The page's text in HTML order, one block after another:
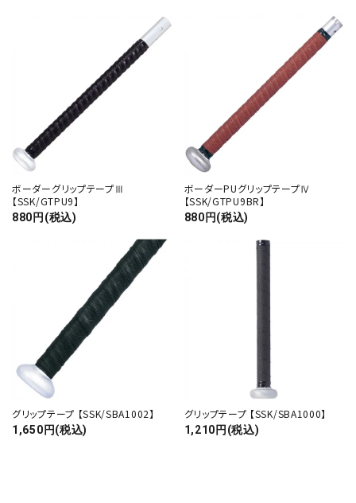
ボーダーグリップテープⅢ
【SSK/GTPU9】
880円(税込)
ボーダーPUグリップテープⅣ
【SSK/GTPU9BR】
880円(税込)
グリップテープ 【SSK/SBA1002】
1,650円(税込)
グリップテープ 【SSK/SBA1000】
1,210円(税込)